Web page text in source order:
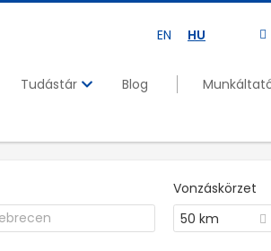
EN HU
Tudástár Blog
Vonzáskörzet
50 km